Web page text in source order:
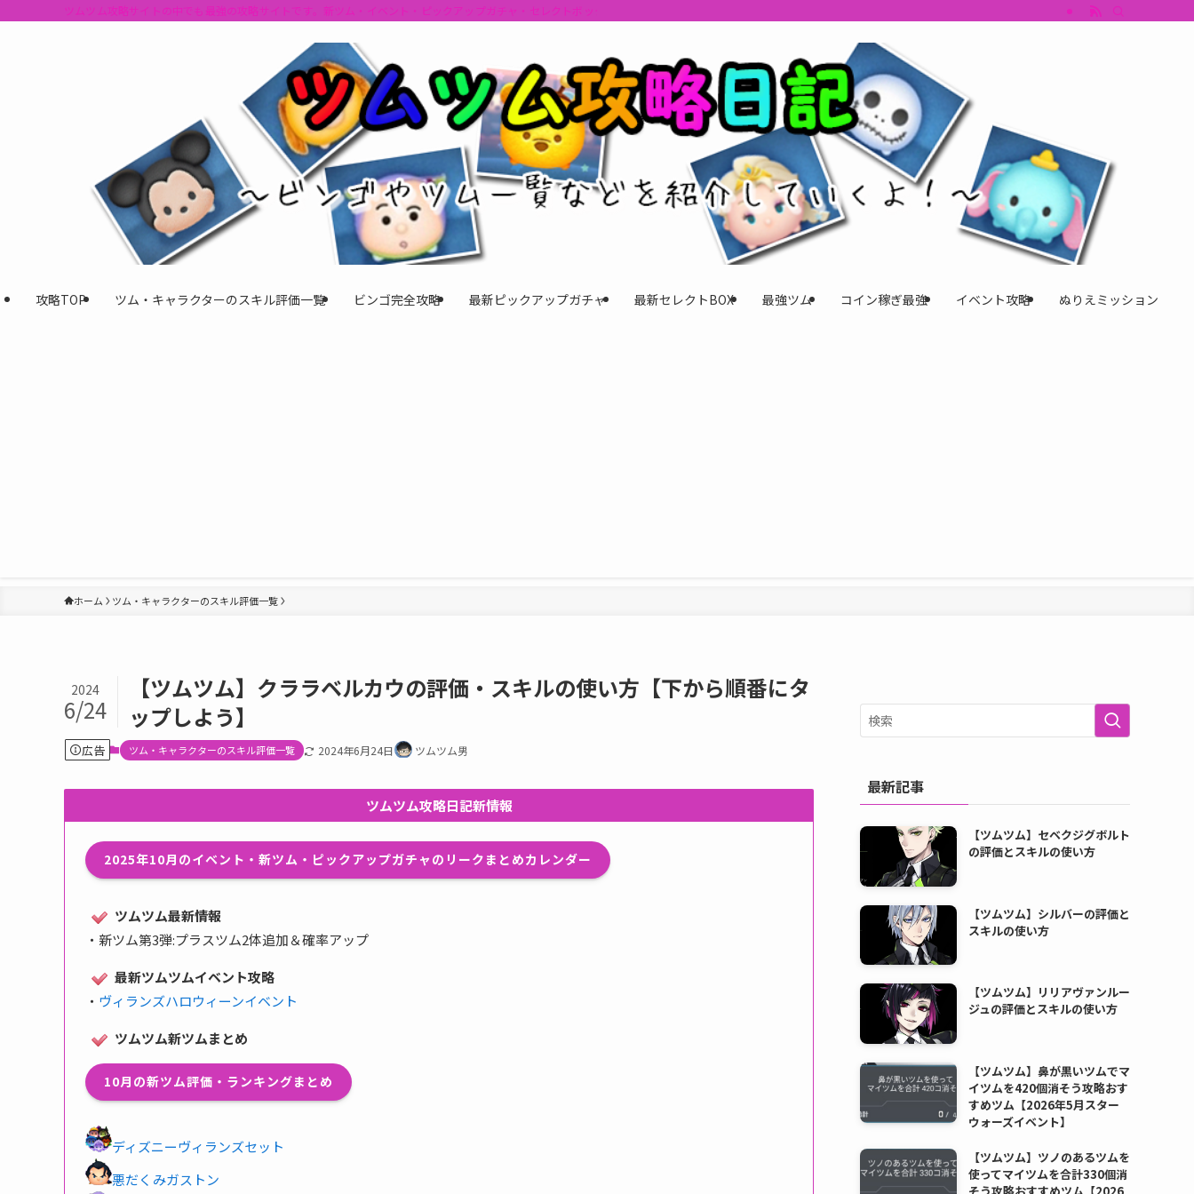
ツムツム攻略サイトの中でも最強の攻略サイトです。新ツム・イベント・ピックアップガチャ・セレクトボックスの情報を最速で提供しビンゴのおすすめツム・キャラ評価も丁寧に解説。ツムツムイベント、ツムツム攻略、ツムツ
攻略TOP ツム・キャラクターのスキル評価一覧 ビンゴ完全攻略 最新ピックアップガチャ 最新セレクトBOX 最強ツム コイン稼ぎ最強 イベント攻略 ぬりえミッション
ホーム ツム・キャラクターのスキル評価一覧
【ツムツム】クララベルカウの評価・スキルの使い方【下から順番にタ
ップしよう】
2024
6/24
広告 ツム・キャラクターのスキル評価一覧 2024年6月24日 ツムツム男
ツムツム攻略日記新情報
2025年10月のイベント・新ツム・ピックアップガチャのリークまとめカレンダー
ツムツム最新情報
・ 新ツム第3弾:プラスツム2体追加＆確率アップ
最新ツムツムイベント攻略
・ ヴィランズハロウィーンイベント
ツムツム新ツムまとめ
10月の新ツム評価・ランキングまとめ
ディズニーヴィランズセット
悪だくみガストン
最新記事
【ツムツム】セベクジグボルト
の評価とスキルの使い方
【ツムツム】シルバーの評価と
スキルの使い方
【ツムツム】リリアヴァンルー
ジュの評価とスキルの使い方
【ツムツム】鼻が黒いツムでマ
イツムを420個消そう攻略おす
すめツム【2026年5月スター
ウォーズイベント】
【ツムツム】ツノのあるツムを
使ってマイツムを合計330個消